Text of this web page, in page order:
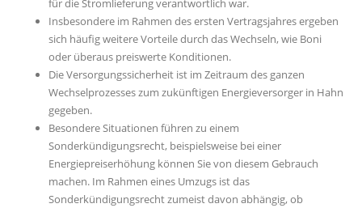
für die Stromlieferung verantwortlich war.
Insbesondere im Rahmen des ersten Vertragsjahres ergeben
sich häufig weitere Vorteile durch das Wechseln, wie Boni
oder überaus preiswerte Konditionen.
Die Versorgungssicherheit ist im Zeitraum des ganzen
Wechselprozesses zum zukünftigen Energieversorger in Hahn
gegeben.
Besondere Situationen führen zu einem
Sonderkündigungsrecht, beispielsweise bei einer
Energiepreiserhöhung können Sie von diesem Gebrauch
machen. Im Rahmen eines Umzugs ist das
Sonderkündigungsrecht zumeist davon abhängig, ob